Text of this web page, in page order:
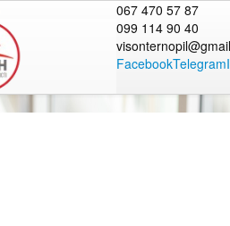
067 470 57 87
099 114 90 40
FacebookTelegram